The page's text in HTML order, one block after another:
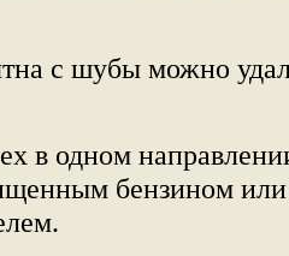
с шубы можно
в одном
бензином